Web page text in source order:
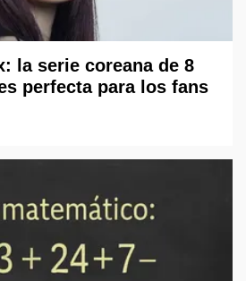
la serie coreana de 8
perfecta para los fans